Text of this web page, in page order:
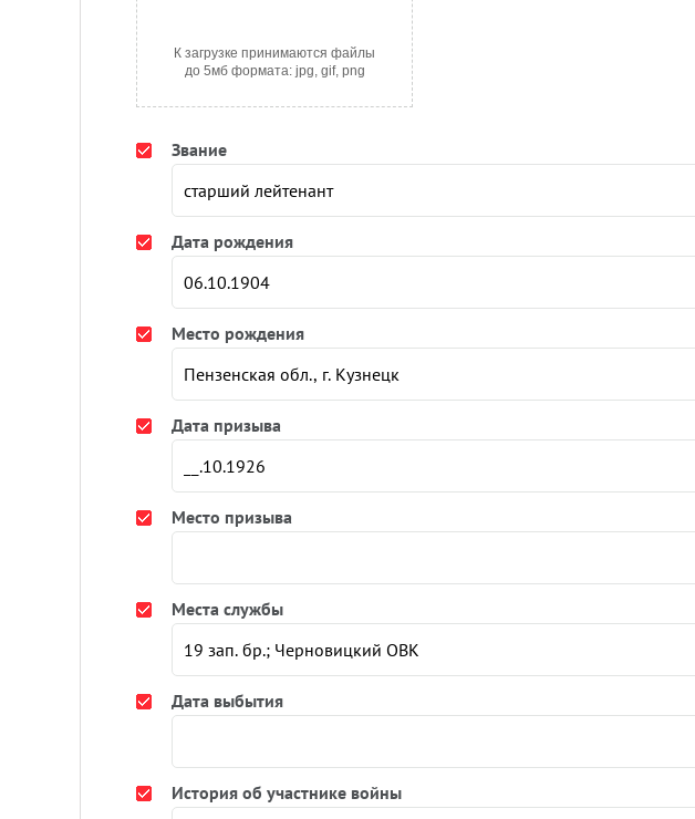
К загрузке принимаются файлы
до 5мб формата: jpg, gif, png
Звание
Дата рождения
Место рождения
Дата призыва
Место призыва
Места службы
Дата выбытия
История об участнике войны